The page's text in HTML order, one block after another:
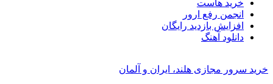
خرید هاست
انجمن رفع ارور
افزایش بازدید رایگان
دانلود آهنگ
خرید سرور مجازی هلند، ایران و آلمان